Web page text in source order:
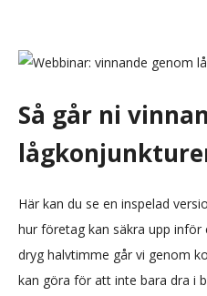
Så går ni
Här kan du se en inspelad
hur företag kan säkra upp inför
dryg halvtimme går vi genom
kan göra för att inte bara dra i